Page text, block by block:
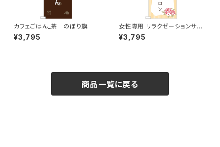
カフェごはん_茶 のぼり旗
¥3,795
女性専用 リラクゼーションサロ
ン オレンジ のぼり旗
¥3,795
商品一覧に戻る